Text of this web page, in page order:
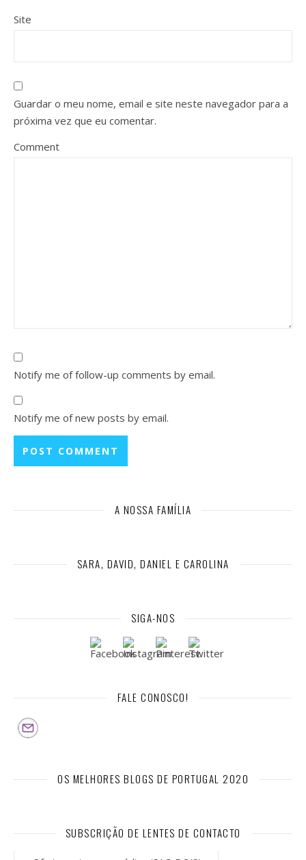
Site
Guardar o meu nome, email e site neste navegador para a
próxima vez que eu comentar.
Comment
Notify me of follow-up comments by email.
Notify me of new posts by email.
A NOSSA FAMÍLIA
SARA, DAVID, DANIEL E CAROLINA
SIGA-NOS
FALE CONOSCO!
OS MELHORES BLOGS DE PORTUGAL 2020
SUBSCRIÇÃO DE LENTES DE CONTACTO